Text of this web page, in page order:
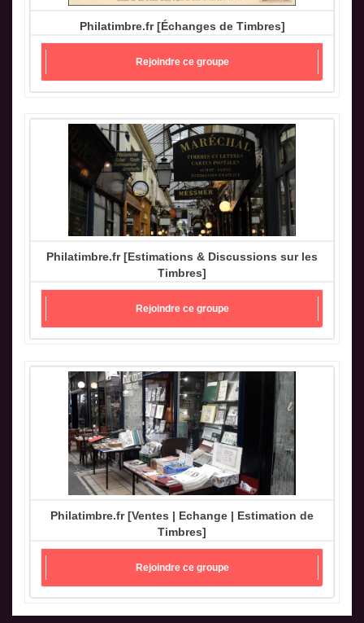
Philatimbre.fr [Échanges de Timbres]
Rejoindre ce groupe
Philatimbre.fr [Estimations & Discussions sur les
Timbres]
Rejoindre ce groupe
Philatimbre.fr [Ventes | Echange | Estimation de
Timbres]
Rejoindre ce groupe